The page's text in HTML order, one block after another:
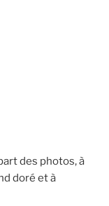
des photos, à
doré et à